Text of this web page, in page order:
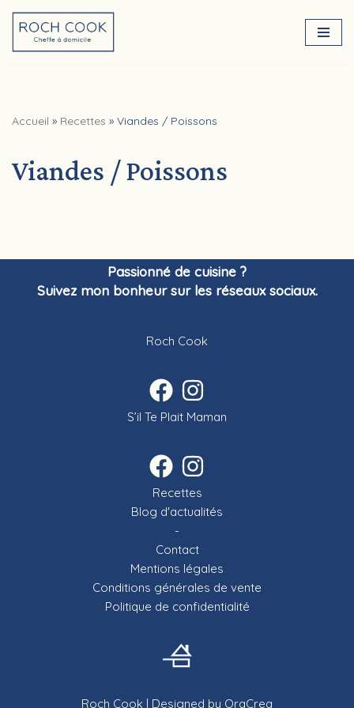
Aller
Accueil » Recettes » Viandes / Poissons
Viandes / Poissons
Passionné de cuisine ?
Suivez mon bonheur sur les réseaux sociaux.
Roch Cook
S’il Te Plait Maman
Recettes
Blog d'actualités
-
Contact
Mentions légales
Conditions générales de vente
Politique de confidentialité
Roch Cook | Designed by OraCrea